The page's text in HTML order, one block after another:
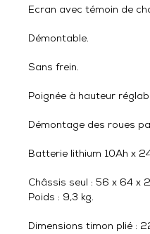
Ecran avec témoin de
Démontable.
Sans frein.
Poignée à hauteur
Démontage des roues
Batterie lithium 10Ah x
Châssis seul : 56 x 64 x
Poids : 9,3 kg.
Dimensions timon plié :